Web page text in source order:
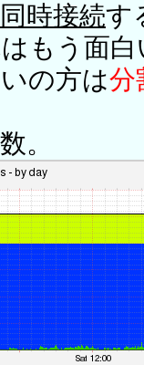
時接続す
もう面
の方は分
。